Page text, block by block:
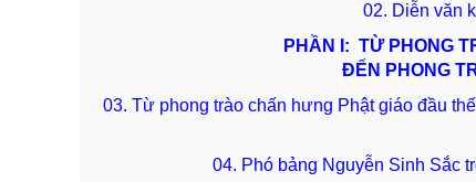
02. Diễn văn
PHẦN I: TỪ PHONG
ĐẾN PHONG
03. Từ phong trào chấn hưng Phật giáo đầu
04. Phó bảng Nguyễn Sinh Sắc